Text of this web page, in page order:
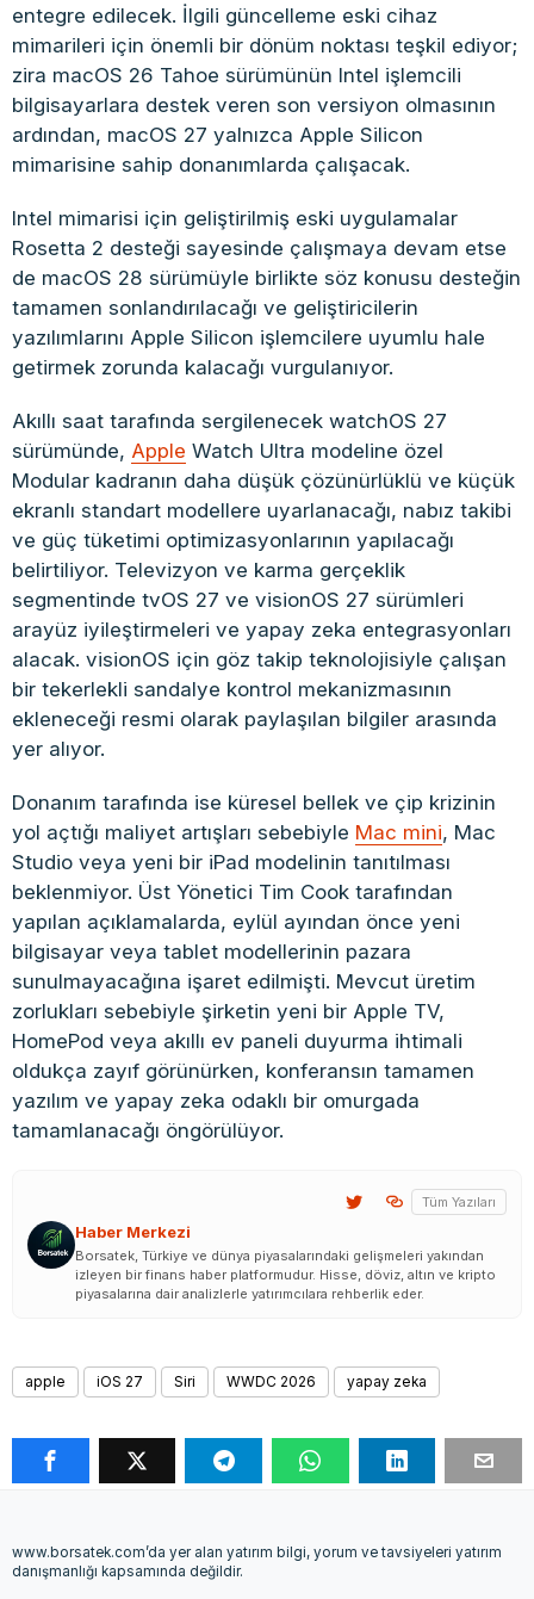
entegre edilecek. İlgili güncelleme eski cihaz
mimarileri için önemli bir dönüm noktası teşkil ediyor;
zira macOS 26 Tahoe sürümünün Intel işlemcili
bilgisayarlara destek veren son versiyon olmasının
ardından, macOS 27 yalnızca Apple Silicon
mimarisine sahip donanımlarda çalışacak.
Intel mimarisi için geliştirilmiş eski uygulamalar
Rosetta 2 desteği sayesinde çalışmaya devam etse
de macOS 28 sürümüyle birlikte söz konusu desteğin
tamamen sonlandırılacağı ve geliştiricilerin
yazılımlarını Apple Silicon işlemcilere uyumlu hale
getirmek zorunda kalacağı vurgulanıyor.
Akıllı saat tarafında sergilenecek watchOS 27
sürümünde, Apple Watch Ultra modeline özel
Modular kadranın daha düşük çözünürlüklü ve küçük
ekranlı standart modellere uyarlanacağı, nabız takibi
ve güç tüketimi optimizasyonlarının yapılacağı
belirtiliyor. Televizyon ve karma gerçeklik
segmentinde tvOS 27 ve visionOS 27 sürümleri
arayüz iyileştirmeleri ve yapay zeka entegrasyonları
alacak. visionOS için göz takip teknolojisiyle çalışan
bir tekerlekli sandalye kontrol mekanizmasının
ekleneceği resmi olarak paylaşılan bilgiler arasında
yer alıyor.
Donanım tarafında ise küresel bellek ve çip krizinin
yol açtığı maliyet artışları sebebiyle Mac mini, Mac
Studio veya yeni bir iPad modelinin tanıtılması
beklenmiyor. Üst Yönetici Tim Cook tarafından
yapılan açıklamalarda, eylül ayından önce yeni
bilgisayar veya tablet modellerinin pazara
sunulmayacağına işaret edilmişti. Mevcut üretim
zorlukları sebebiyle şirketin yeni bir Apple TV,
HomePod veya akıllı ev paneli duyurma ihtimali
oldukça zayıf görünürken, konferansın tamamen
yazılım ve yapay zeka odaklı bir omurgada
tamamlanacağı öngörülüyor.
Haber Merkezi
Tüm Yazıları
Borsatek, Türkiye ve dünya piyasalarındaki gelişmeleri yakından
izleyen bir finans haber platformudur. Hisse, döviz, altın ve kripto
piyasalarına dair analizlerle yatırımcılara rehberlik eder.
apple iOS 27 Siri WWDC 2026 yapay zeka
www.borsatek.com’da yer alan yatırım bilgi, yorum ve tavsiyeleri yatırım
danışmanlığı kapsamında değildir.